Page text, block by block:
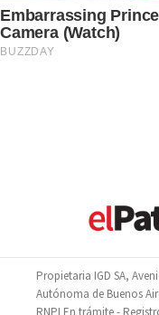
Propietaria IGD SA,
Autónoma de Buenos
RNPI En trámite -